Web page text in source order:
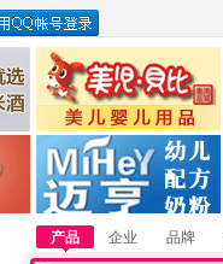
惠州市美儿婴儿用品公司
湖南迈亨母婴用品有限公司
产品 企业 品牌